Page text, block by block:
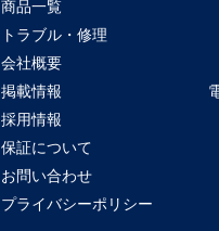
商品一覧
トラブル・修理
会社概要
掲載情報
採用情報
保証について
お問い合わせ
プライバシーポリシー